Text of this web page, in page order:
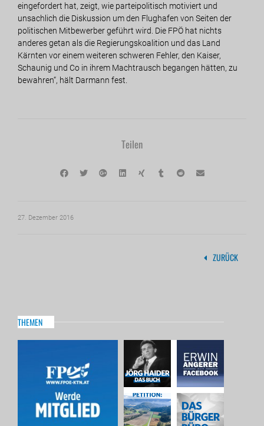
eingefordert hat, zeigt, wie parteipolitisch motiviert und
unsachlich die Diskussion um den Flughafen von Seiten der
politischen Mitbewerber geführt wird. Die FPÖ hat nichts
anderes getan als die Regierungskoalition und das Land
Kärnten vor einem weiteren schweren Fehler, den Kaiser,
Schaunig und Co in ihrem Machtrausch begangen hätten, zu
bewahren“, hält Darmann fest.
Teilen
27. Dezember 2016
ZURÜCK
THEMEN